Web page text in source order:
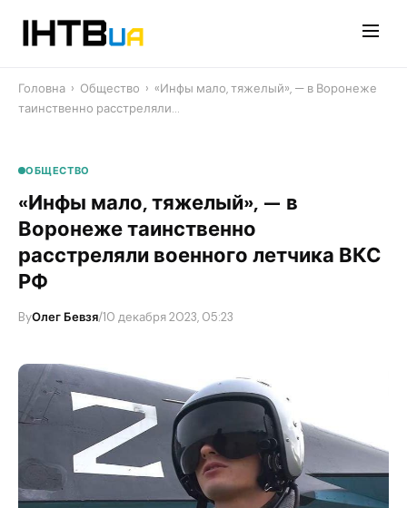
Головна › Общество › «Инфы мало, тяжелый», — в Воронеже
таинственно расстреляли…
ОБЩЕСТВО
«Инфы мало, тяжелый», — в
Воронеже таинственно
расстреляли военного летчика ВКС
РФ
ByОлег Бевзя/10 декабря 2023, 05:23